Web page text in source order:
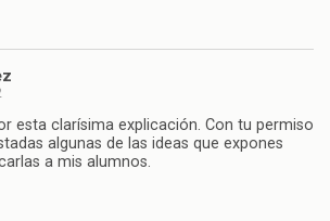
esta clarísima explicación. Con tu permiso
algunas de las ideas que expones
a mis alumnos.